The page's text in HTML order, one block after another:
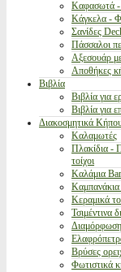
Καφασωτά -
Κάγκελα -
Σανίδες
Πάσσαλοι
Αξεσουάρ
Αποθήκες
Βιβλία
Βιβλία για
Βιβλία για
Διακοσμητικά
Καλαμωτές
Πλακίδια -
τοίχοι
Καλάμια
Κεραμικά
Τσιμέντινα
Διαμόρφωση
Βρύσες
Φωτιστικά